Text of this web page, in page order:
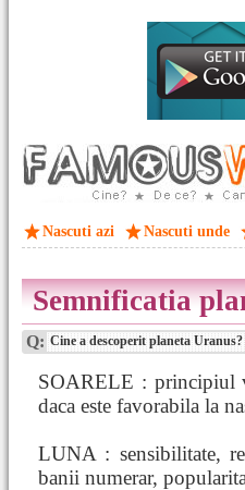
Nascuti azi Nascuti unde
Semnificatia
Q: Cine a descoperit planeta Uranus?
SOARELE : principiul
daca este favorabila la
LUNA : sensibilitate,
banii numerar,